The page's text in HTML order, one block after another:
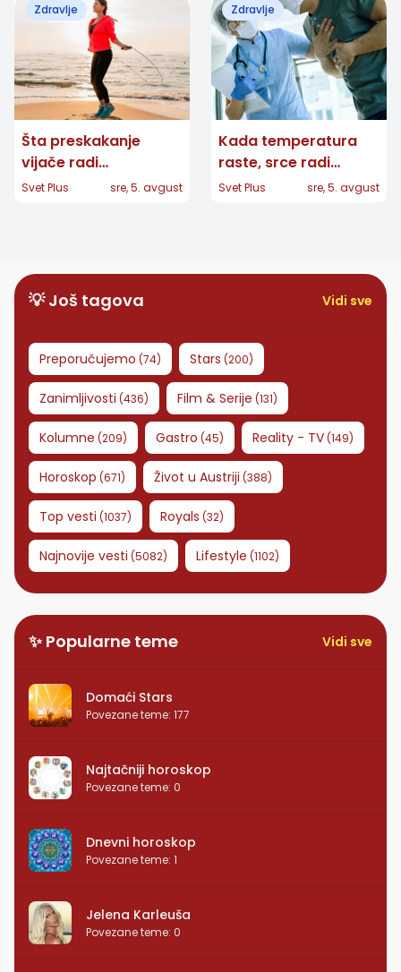
Zdravlje
Šta preskakanje
vijače radi
organizmu: Kratak
Svet Plus sre, 5. avgust
Zdravlje
Kada temperatura
raste, srce radi
napornije: Pet
Svet Plus sre, 5. avgust
💡 Još tagova Vidi sve
Preporučujemo (74) Stars (200)
Zanimljivosti (436) Film & Serije (131)
Kolumne (209) Gastro (45) Reality - TV(149)
Horoskop (671) Život u Austriji (388)
Top vesti (1037) Royals (32)
Najnovije vesti (5082) Lifestyle (1102)
✨ Popularne teme Vidi sve
Domaći Stars
Povezane teme: 177
Najtačniji horoskop
Povezane teme: 0
Dnevni horoskop
Povezane teme: 1
Jelena Karleuša
Povezane teme: 0